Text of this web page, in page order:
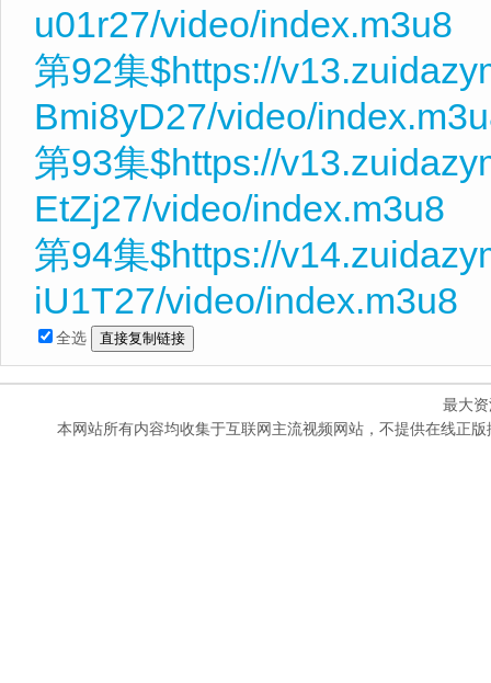
u01r27/video/index.m3u8
第92集$https://
Bmi8yD27/video/
第93集$https://
EtZj27/video/index.m3u8
第94集$https://
iU1T27/video/index.m3u8
全选
最大
本网站所有内容均收集于互联网主流视频网站，不提供在线正